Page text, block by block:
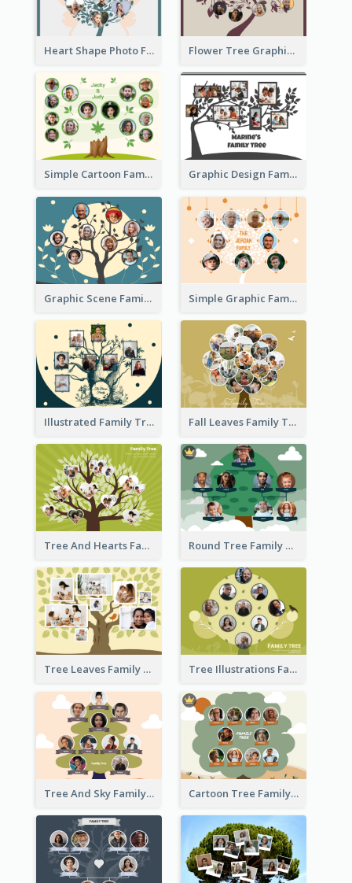
Heart Shape Photo Family Tree Flower Tree Graphic Family Tree
Simple Cartoon Family Tree Graphic Design Family Tree
Graphic Scene Family Tree Simple Graphic Family Tree
Illustrated Family Tree Fall Leaves Family Tree
Tree And Hearts Family Tree Round Tree Family Tree
Tree Leaves Family Tree Collage Tree Illustrations Family Tree
Tree And Sky Family Tree Cartoon Tree Family Tree